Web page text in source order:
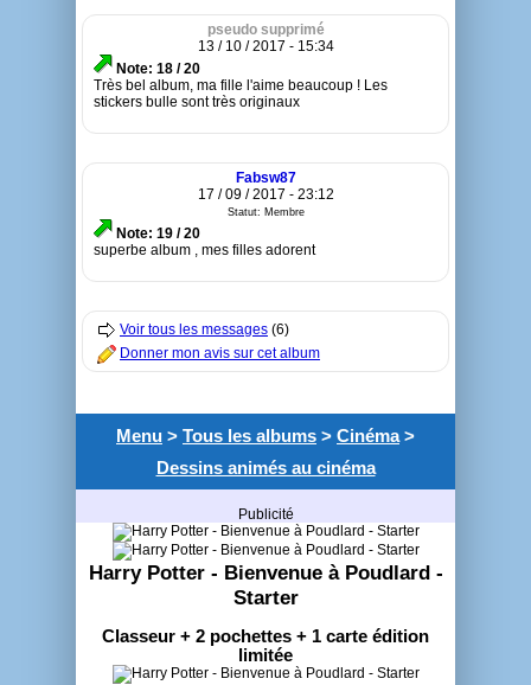
pseudo supprimé
13 / 10 / 2017 - 15:34
Note: 18 / 20
Très bel album, ma fille l'aime beaucoup ! Les
stickers bulle sont très originaux
Fabsw87
17 / 09 / 2017 - 23:12
Statut: Membre
Note: 19 / 20
superbe album , mes filles adorent
Voir tous les messages (6)
Donner mon avis sur cet album
Menu > Tous les albums > Cinéma>
Dessins animés au cinéma
Publicité
Harry Potter - Bienvenue à Poudlard -
Starter
Classeur + 2 pochettes + 1 carte édition
limitée